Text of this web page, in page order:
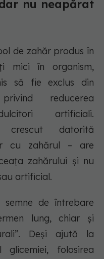
nu neapărat
de zahăr produs în
mici în organism,
să fie exclus din
reducerea
artificiali.
datorită
cu zahărul – are
zahărului și nu
artificial.
de întrebare
lung, chiar și
Deși ajută la
folosirea